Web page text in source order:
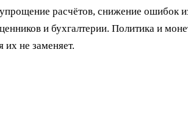
расчётов, снижение ошибок
и бухгалтерии. Политика и
их не заменяет.